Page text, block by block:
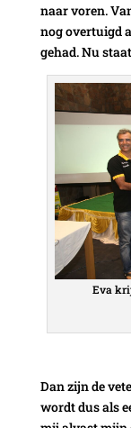
naar voren.
nog overtuigd
gehad. Nu
Eva
Dan zijn de
wordt dus als